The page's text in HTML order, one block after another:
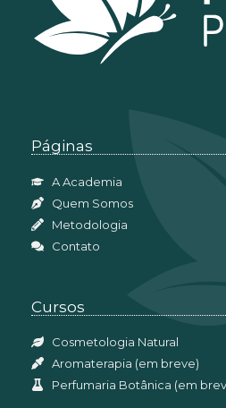
Páginas
A Academia
Quem Somos
Metodologia
Contato
Cursos
Cosmetologia Natural
Aromaterapia (em breve)
Perfumaria Botânica (em